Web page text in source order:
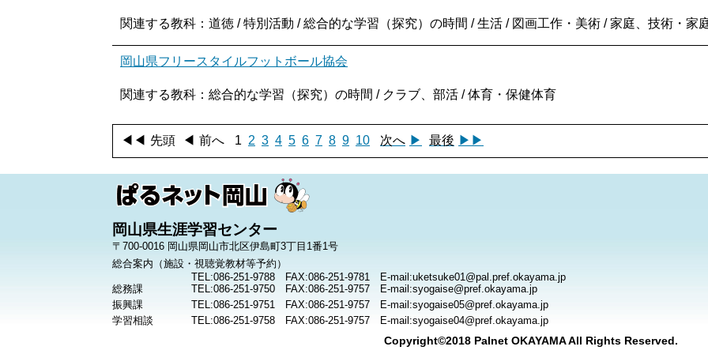
関連する教科：道徳 / 特別活動 / 総合的な学習（探究）の時間 / 生活 / 図画工作・美術 / 家庭、技術・家
岡山県フリースタイルフットボール協会
関連する教科：総合的な学習（探究）の時間 / クラブ、部活 / 体育・保健体育
◀◀ 先頭 ◀ 前へ 1 2 3 4 5 6 7 8 9 10 次へ ▶ 最後 ▶▶
岡山県生涯学習センター
〒700-0016 岡山県岡山市北区伊島町3丁目1番1号
総合案内（施設・視聴覚教材等予約）
TEL:086-251-9788 FAX:086-251-9781 E-mail:uketsuke01@pal.pref.okayama.jp
総務課
TEL:086-251-9750 FAX:086-251-9757 E-mail:syogaise@pref.okayama.jp
振興課
TEL:086-251-9751 FAX:086-251-9757 E-mail:syogaise05@pref.okayama.jp
学習相談
TEL:086-251-9758 FAX:086-251-9757 E-mail:syogaise04@pref.okayama.jp
Copyright©2018 Palnet OKAYAMA All Rights Reserved.